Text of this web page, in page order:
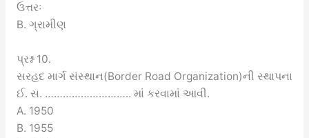
ઉત્તરઃ
B. ગ્રામીણ
પ્રશ્ન 10.
સરહદ માર્ગ સંસ્થાન(Border Road Organization)ની સ્થાપના
ઈ. સ. ……………………….. માં કરવામાં આવી.
A. 1950
B. 1955